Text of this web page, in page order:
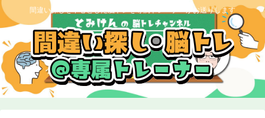
間違い探しを中心とした脳トレを専属トレーナーがお送りします